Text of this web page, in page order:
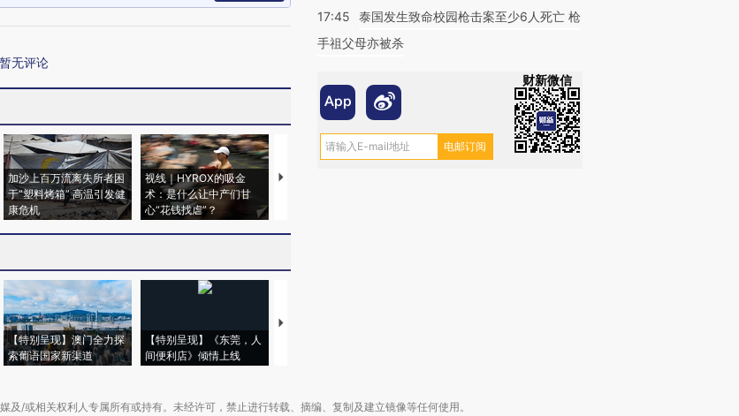
无评论
加沙上百万流离失所者困
于“塑料烤箱” 高温引发健
康危机
视线｜HYROX的吸金
术：是什么让中产们甘
心“花钱找虐”？
马航飞行员跨国走私7万
【特别呈现】澳门全力探
索葡语国家新渠道
【特别呈现】《东莞，人
间便利店》倾情上线
【推广】走进第四届链博
17:45
泰国发生致命校园枪击案至少6人死亡 枪
手祖父母亦被杀
财新微信
及/或相关权利人专属所有或持有。未经许可，禁止进行转载、摘编、复制及建立镜像等任何使用。